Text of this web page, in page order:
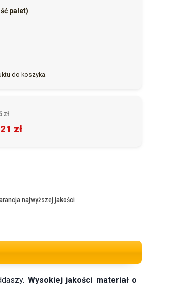
palet)
do koszyka.
zł
zł
najwyższej jakości
Wysokiej jakości materiał o